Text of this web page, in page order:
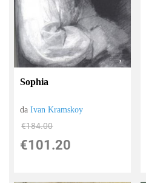
Sophia
daIvan Kramskoy
€184.00
€101.20